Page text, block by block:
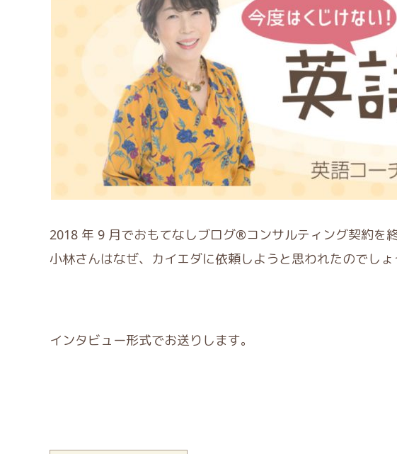
2018 年 9 月でおもてなしブログ®コンサルティング契約を
小林さんはなぜ、カイエダに依頼しようと思われたのでしょ
インタビュー形式でお送りします。